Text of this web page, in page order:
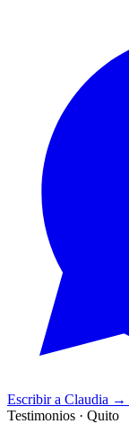
Escribir a Claudia →
Testimonios · Quito